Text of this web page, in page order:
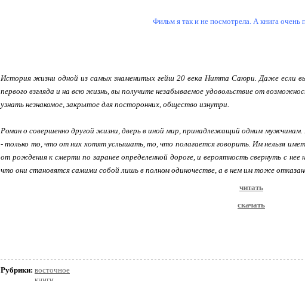
Фильм я так и не посмотрела. А книга очень
История жизни одной из самых знаменитых гейш 20 века Нитта Саюри. Даже если
первого взгляда и на всю жизнь, вы получите незабываемое удовольствие от
узнать незнакомое, закрытое для посторонних, общество изнутри.
Роман о совершенно другой жизни, дверь в иной мир, принадлежащий одним
- только то, что от них хотят услышать, то, что полагается говорить. Им нельзя
от рождения к смерти по заранее определенной дороге, и вероятность свернуть с
что они становятся самими собой лишь в полном одиночестве, а в нем им тоже
читать
скачать
Рубрики: восточное